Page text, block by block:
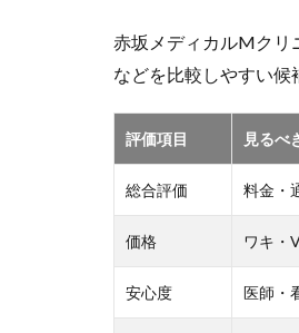
赤坂メディカルMクリ
などを比較しやすい候
評価項目 見るべ
総合評価 料金・
価格 ワキ・
安心度 医師・